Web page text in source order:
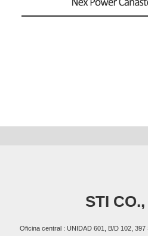
STI
Oficina central : UNIDAD 601, B/D 102,